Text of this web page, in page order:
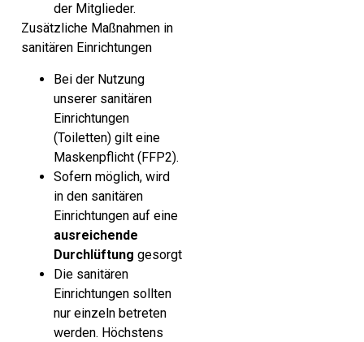
der Mitglieder.
Zusätzliche Maßnahmen in
sanitären Einrichtungen
Bei der Nutzung
unserer sanitären
Einrichtungen
(Toiletten) gilt eine
Maskenpflicht (FFP2).
Sofern möglich, wird
in den sanitären
Einrichtungen auf eine
ausreichende
Durchlüftung gesorgt
Die sanitären
Einrichtungen sollten
nur einzeln betreten
werden. Höchstens